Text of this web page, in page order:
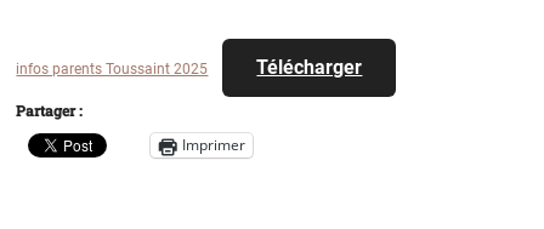
infos parents Toussaint 2025 Télécharger
Partager :
Imprimer